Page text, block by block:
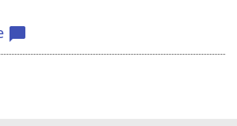
chat_bubble